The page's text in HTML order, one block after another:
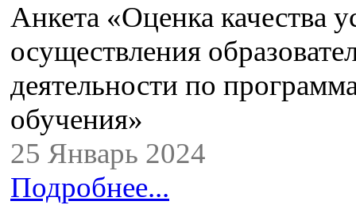
Анкета «Оценка качества
осуществления
деятельности по
обучения»
25 Январь 2024
Подробнее...